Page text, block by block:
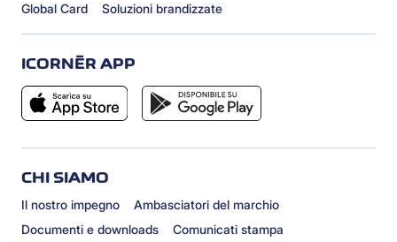
Global Card Soluzioni brandizzate
ICORNÈR APP
CHI SIAMO
Il nostro impegno
Ambasciatori del marchio
Documenti e downloads
Comunicati stampa